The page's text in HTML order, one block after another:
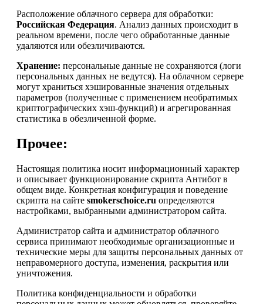
Расположение облачного сервера для обработки:
Российская Федерация. Анализ данных происходит в
реальном времени, после чего обработанные данные
удаляются или обезличиваются.
Хранение: персональные данные не сохраняются (логи
персональных данных не ведутся). На облачном сервере
могут храниться хэшированные значения отдельных
параметров (полученные с применением необратимых
криптографических хэш-функций) и агрегированная
статистика в обезличенной форме.
Прочее:
Настоящая политика носит информационный характер
и описывает функционирование скрипта Антибот в
общем виде. Конкретная конфигурация и поведение
скрипта на сайте smokerschoice.ru определяются
настройками, выбранными администратором сайта.
Администратор сайта и администратор облачного
сервиса принимают необходимые организационные и
технические меры для защиты персональных данных от
неправомерного доступа, изменения, раскрытия или
уничтожения.
Политика конфиденциальности и обработки